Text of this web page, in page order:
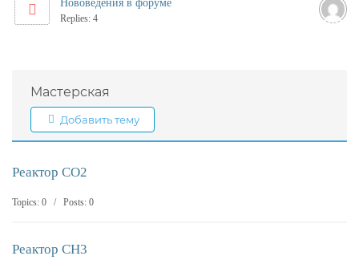
Нововедения в форуме
Replies: 4
Мастерская
Добавить тему
Реактор СО2
Topics: 0 / Posts: 0
Реактор CH3